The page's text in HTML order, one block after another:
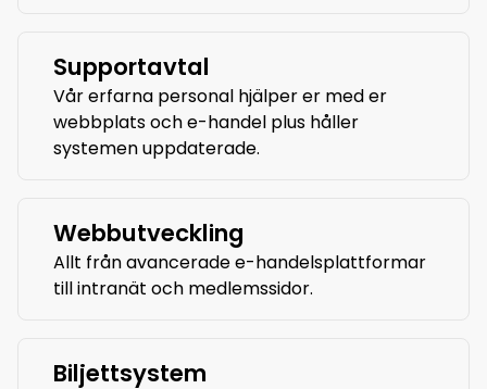
Supportavtal
Vår erfarna personal hjälper er med er
webbplats och e-handel plus håller
systemen uppdaterade.
Webbutveckling
Allt från avancerade e-handelsplattformar
till intranät och medlemssidor.
Biljettsystem